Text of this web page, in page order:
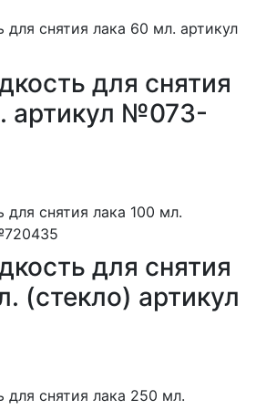
для снятия
артикул №073-
для снятия
(стекло) артикул